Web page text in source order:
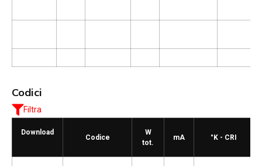
Codici
Filtra
Download
Codice
W
tot.
mA °K - CRI